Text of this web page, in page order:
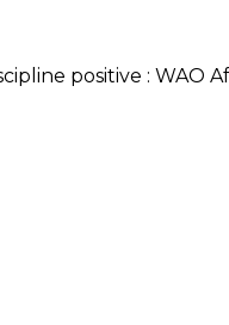
positive : WAO